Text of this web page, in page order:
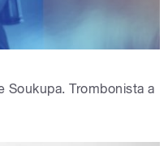
Soukupa. Trombonista a